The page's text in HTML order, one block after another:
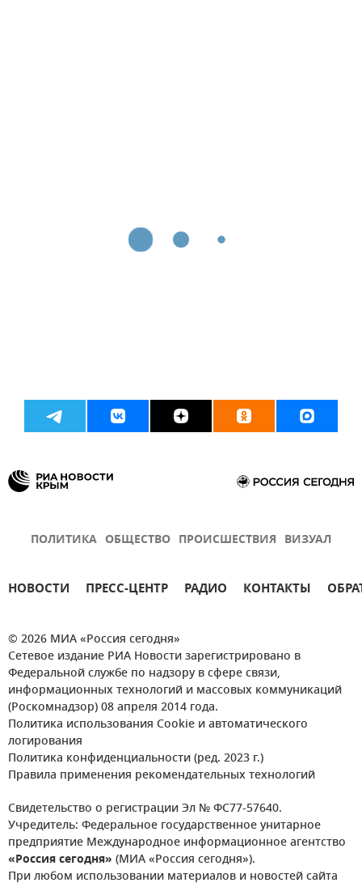
ПОЛИТИКА ОБЩЕСТВО ПРОИСШЕСТВИЯ ВИЗУАЛ
НОВОСТИ ПРЕСС-ЦЕНТР РАДИО КОНТАКТЫ
© 2026 МИА «Россия сегодня»
Сетевое издание РИА Новости зарегистрировано в
Федеральной службе по надзору в сфере связи,
информационных технологий и массовых коммуникаций
(Роскомнадзор) 08 апреля 2014 года.
Политика использования Cookie и автоматического
логирования
Политика конфиденциальности (ред. 2023 г.)
Правила применения рекомендательных технологий
Свидетельство о регистрации Эл № ФС77-57640.
Учредитель: Федеральное государственное унитарное
предприятие Международное информационное агентство
«Россия сегодня» (МИА «Россия сегодня»).
При любом использовании материалов и новостей сайта